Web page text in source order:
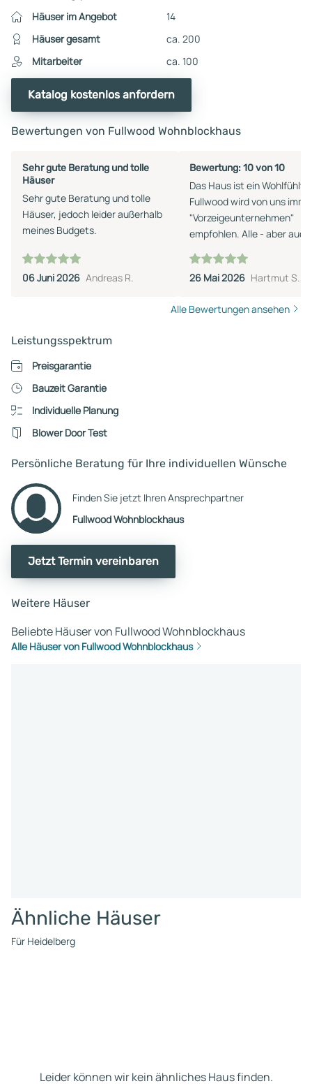
Häuser im Angebot
14
Häuser gesamt
ca. 200
Mitarbeiter
ca. 100
Katalog kostenlos anfordern
Bewertungen von Fullwood Wohnblockhaus
Sehr gute Beratung und tolle
Häuser
Sehr gute Beratung und tolle
Häuser, jedoch leider außerhalb
meines Budgets.
06 Juni 2026 Andreas R.
Bewertung: 10 von 10
Das Haus ist ein
Fullwood wird von uns
"Vorzeigeunternehmen"
empfohlen. Alle - aber auch
eingehalten, und die
Umsetzung/Installation war
unser Dank dafür. Herr Böttcher
Eigenleistung.
26 Mai 2026 Hartmut S.
Alle Bewertungen ansehen
Leistungsspektrum
Preisgarantie
Bauzeit Garantie
Individuelle Planung
Blower Door Test
Persönliche Beratung für Ihre individuellen Wünsche
Finden Sie jetzt Ihren Ansprechpartner
Fullwood Wohnblockhaus
Jetzt Termin vereinbaren
Weitere Häuser
Beliebte Häuser von Fullwood Wohnblockhaus
Alle Häuser von Fullwood Wohnblockhaus
Ähnliche Häuser
Für Heidelberg
Leider können wir kein ähnliches Haus finden.